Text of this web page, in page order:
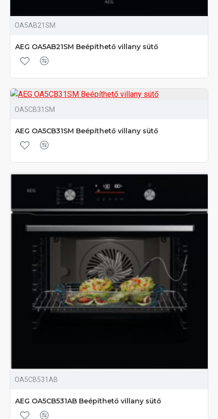
OA5AB21SM
AEG OA5AB21SM Beépíthető villany sütő
OA5CB31SM
AEG OA5CB31SM Beépíthető villany sütő
OA5CB531AB
AEG OA5CB531AB Beépíthető villany sütő